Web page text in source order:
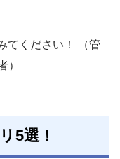
てください！ （管
）
5選！